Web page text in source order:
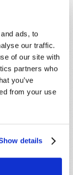
ads, to
our traffic.
of our site with
partners who
you’ve
from your use
details
sus amigos
de crianza
folleto,
También